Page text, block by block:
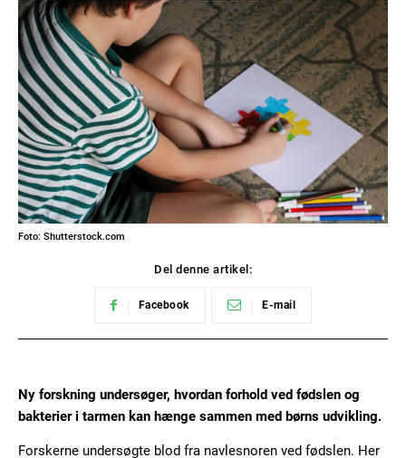
Foto: Shutterstock.com
Del denne artikel:
Facebook E-mail
Ny forskning undersøger, hvordan forhold ved fødslen og
bakterier i tarmen kan hænge sammen med børns udvikling.
Forskerne undersøgte blod fra navlesnoren ved fødslen. Her